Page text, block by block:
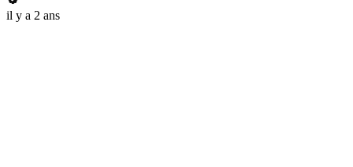
il y a 2 ans